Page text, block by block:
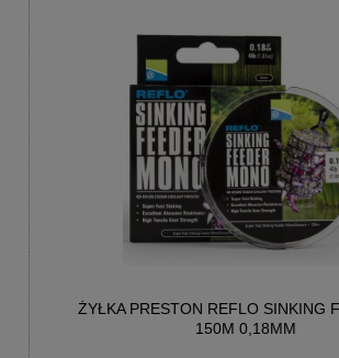
ŻYŁKA PRESTON REFLO SINKING
150M 0,18MM